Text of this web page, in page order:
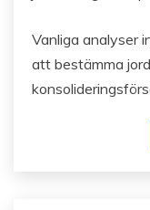
Vanliga analyser
att bestämma